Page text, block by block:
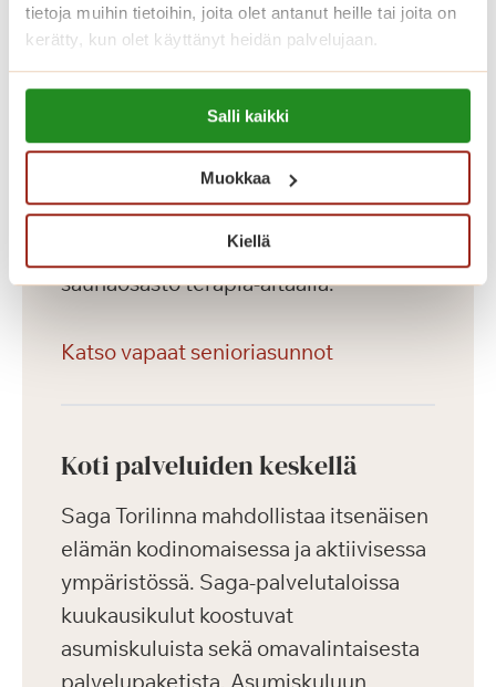
tietoja muihin tietoihin, joita olet antanut heille tai joita on
kerätty, kun olet käyttänyt heidän palvelujaan.
Lue lisää evästeistä:
https://sagacare.fi/evasteet/
Salli kaikki
Muokkaa
Kiellä
avara, esteetön ja kaunis asunto. Hyvin
varustellut senioriasunnot on
toteutettu Saga-palvelutalojen
korkeiden laatukriteerien mukaisesti.
Lisäksi talosta löytyvät asukkaiden
käyttöön yhteiset tilat
monipuolisineen palveluineen:
laadukas ravintola, kahvila, kuntosali ja
saunaosasto terapia-altaalla.
Katso vapaat senioriasunnot
Koti palveluiden keskellä
Saga Torilinna mahdollistaa itsenäisen
elämän kodinomaisessa ja aktiivisessa
ympäristössä. Saga-palvelutaloissa
kuukausikulut koostuvat
asumiskuluista sekä omavalintaisesta
palvelupaketista. Asumiskuluun